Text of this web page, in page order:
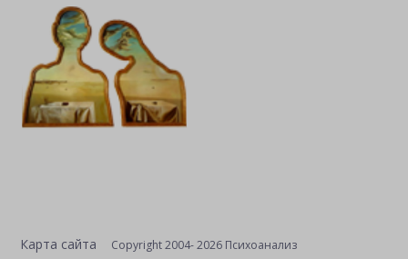
Карта сайта Copyright 2004- 2026 Психоанализ